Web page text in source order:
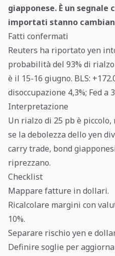
giapponese. È un
importati stanno
Fatti confermati
Reuters ha riportato yen
probabilità del 93% di
è il 15-16 giugno. BLS:
disoccupazione 4,3%; Fed a
Interpretazione
Un rialzo di 25 pb è piccolo,
se la debolezza dello yen
carry trade, bond
riprezzano.
Checklist
Mappare fatture in dollari.
Ricalcolare margini con
10%.
Separare rischio yen e
Definire soglie per